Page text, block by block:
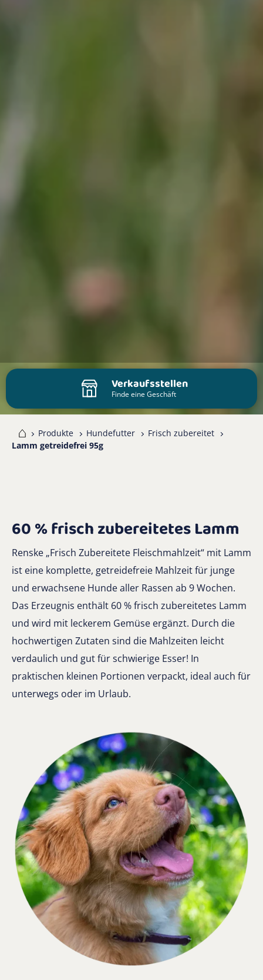
Verkaufsstellen
Finde eine Geschäft
Produkte Hundefutter
Frisch zubereitet
Lamm getreidefrei 95g
60 % frisch zubereitetes Lamm
Renske „Frisch Zubereitete Fleischmahlzeit“ mit Lamm
ist eine komplette, getreidefreie Mahlzeit für junge
und erwachsene Hunde aller Rassen ab 9 Wochen.
Das Erzeugnis enthält 60 % frisch zubereitetes Lamm
und wird mit leckerem Gemüse ergänzt. Durch die
hochwertigen Zutaten sind die Mahlzeiten leicht
verdaulich und gut für schwierige Esser! In
praktischen kleinen Portionen verpackt, ideal auch für
unterwegs oder im Urlaub.